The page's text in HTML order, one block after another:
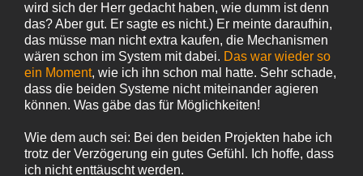
wird sich der Herr gedacht haben, wie dumm ist denn
das? Aber gut. Er sagte es nicht.) Er meinte daraufhin,
das müsse man nicht extra kaufen, die Mechanismen
wären schon im System mit dabei. Das war wieder so
ein Moment, wie ich ihn schon mal hatte. Sehr schade,
dass die beiden Systeme nicht miteinander agieren
können. Was gäbe das für Möglichkeiten!
Wie dem auch sei: Bei den beiden Projekten habe ich
trotz der Verzögerung ein gutes Gefühl. Ich hoffe, dass
ich nicht enttäuscht werden.